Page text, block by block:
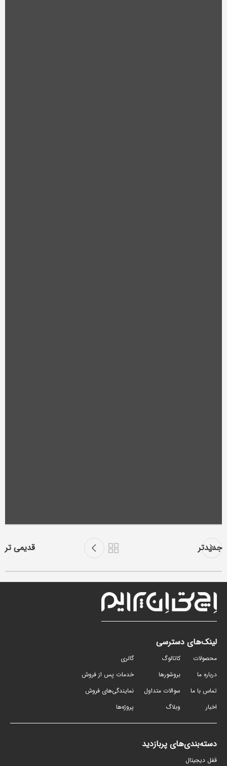
جدیدتر قدیمی تر
لینک‌های دسترسی
محصولات
درباره ما
تماس با ما
اخبار
کاتالوگ
بروشورها
سوالات متداول
وبلاگ
گالری
خدمات پس از فروش
نمایندگی‌های فروش
پروژه‌ها
دسته‌بندی‌های پربازدید
قفل دیجیتال